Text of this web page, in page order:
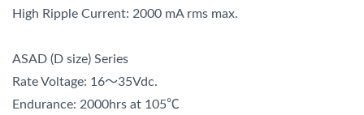
High Ripple Current: 2000 mA rms max.
ASAD (D size) Series
Rate Voltage: 16～35Vdc.
Endurance: 2000hrs at 105℃